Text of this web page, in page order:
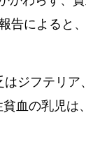
告によると
ジフテリア
血の乳児は